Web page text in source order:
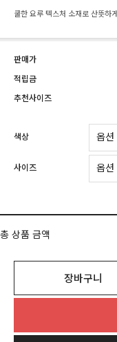
쿨한 요루 텍스처 소재로 산뜻하
판매가
적립금
추천사이즈
색상
사이즈
총 상품 금액
장바구니